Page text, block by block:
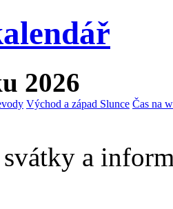
2026
Východ a západ Slunce Čas na
a